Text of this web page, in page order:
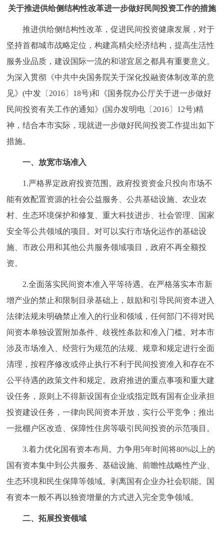
12345网上接诉即办 我要咨询 我要建议
参与调查 在线访谈 图说互动
走进北京
绿色北京 图说北京 视频北京
多语种
ENGLISH
DEUTSCH FRANÇAIS РУССКИЙ ЯЗЫК
关于推进供给侧结构性改革进一步做好民间投资工作的措施
推进供给侧结构性改革，促进民间投资健康发展，对于
坚持首都城市战略定位，构建高精尖经济结构，提高生活性
服务业品质，建设国际一流的和谐宜居之都具有重要意义。
为深入贯彻《中共中央国务院关于深化投融资体制改革的意
见》(中发〔2016〕18号)和《国务院办公厅关于进一步做好
民间投资有关工作的通知》(国办发明电〔2016〕12号)精
神，结合本市实际，现就进一步做好民间投资工作提出如下
措施。
一、放宽市场准入
1.严格界定政府投资范围。政府投资资金只投向市场不
能有效配置资源的社会公益服务、公共基础设施、农业农
村、生态环境保护和修复、重大科技进步、社会管理、国家
安全等公共领域的项目。对可以实行市场化运作的基础设
施、市政公用和其他公共服务领域项目，政府不再全额投
资。
2.全面落实民间资本准入平等待遇。在严格落实本市新
增产业的禁止和限制目录基础上，鼓励和引导民间资本进入
法律法规未明确禁止准入的行业和领域，任何部门不得对民
间资本单独设置附加条件、歧视性条款和准入门槛。对本市
涉及市场准入、经营行为规范的法规、规章和规定进行全面
清理，按程序修改或停止执行不利于民间投资准入和存在不
公平待遇的政策文件和规定。政府推进的重点事项和重大建
设任务，原则上不得新设国有企业或指定既有国有企业承担
投资建设任务，一律向民间资本开放，实行公平竞争；推出
一批棚户区改造、保障性住房等吸引民间投资的示范项目。
3.着力优化国有资本布局。力争用5年时间将80%以上的
国有资本集中到公共服务、基础设施、前瞻性战略性产业、
生态环境和民生保障等领域。剥离国有企业办社会职能。国
有资本一般不再以独资增量的方式进入完全竞争领域。
二、拓展投资领域